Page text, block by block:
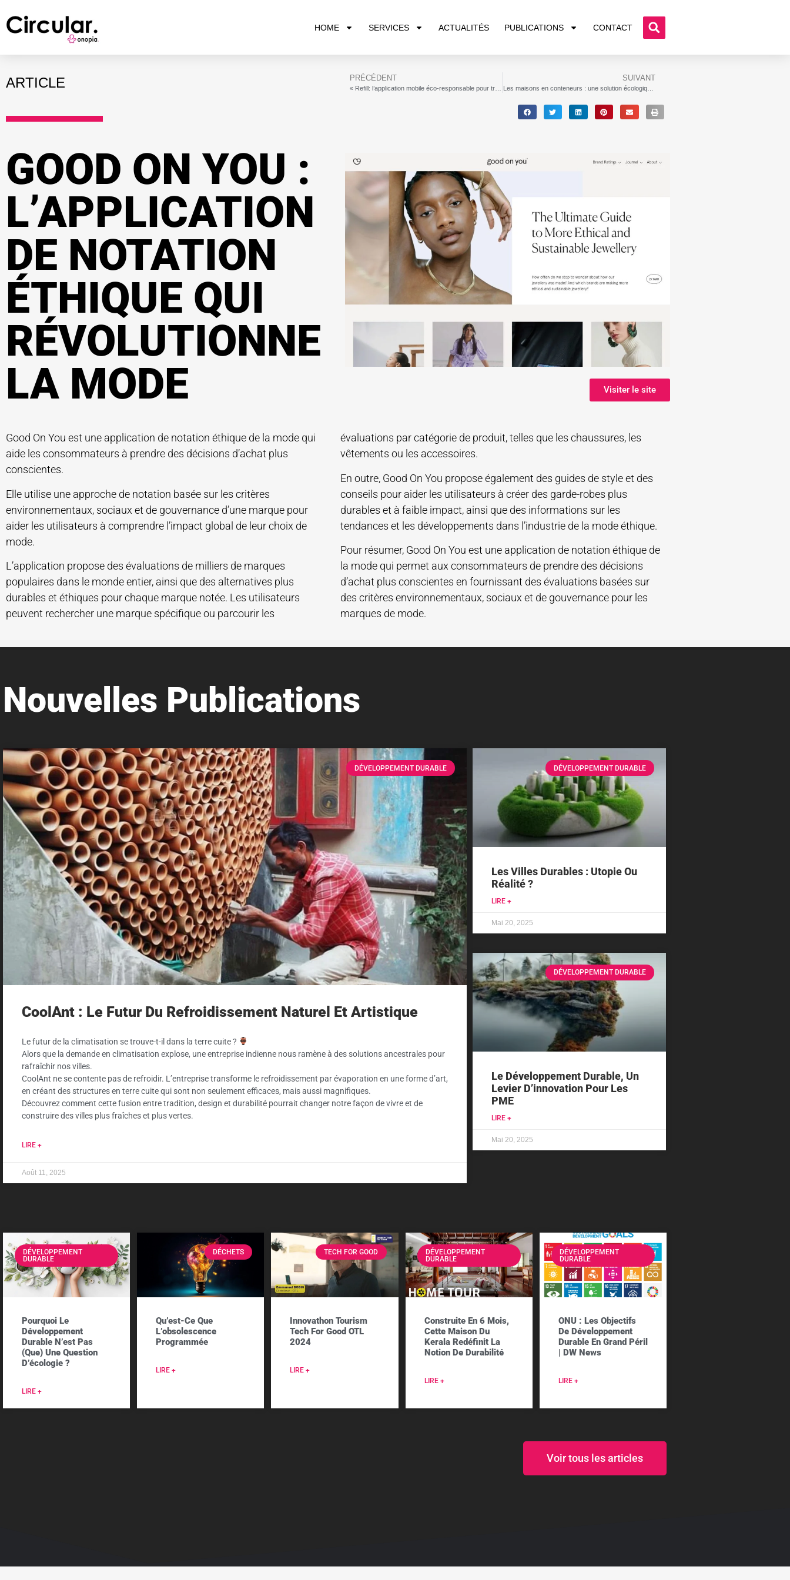
HOME SERVICES ACTUALITÉS PUBLICATIONS CONTACT
ARTICLE PRÉCÉDENT SUIVANT
Les maisons en conteneurs : une solution écologique pour un avenir durable
GOOD ON YOU :
L’APPLICATION
DE NOTATION
ÉTHIQUE QUI
RÉVOLUTIONNE
LA MODE
Visiter le site
Good On You est une application de notation éthique de la mode qui
aide les consommateurs à prendre des décisions d’achat plus
conscientes.
Elle utilise une approche de notation basée sur les critères
environnementaux, sociaux et de gouvernance d’une marque pour
aider les utilisateurs à comprendre l’impact global de leur choix de
mode.
L’application propose des évaluations de milliers de marques
populaires dans le monde entier, ainsi que des alternatives plus
durables et éthiques pour chaque marque notée. Les utilisateurs
peuvent rechercher une marque spécifique ou parcourir les
évaluations par catégorie de produit, telles que les chaussures, les
vêtements ou les accessoires.
En outre, Good On You propose également des guides de style et des
conseils pour aider les utilisateurs à créer des garde-robes plus
durables et à faible impact, ainsi que des informations sur les
tendances et les développements dans l’industrie de la mode éthique.
Pour résumer, Good On You est une application de notation éthique de
la mode qui permet aux consommateurs de prendre des décisions
d’achat plus conscientes en fournissant des évaluations basées sur
des critères environnementaux, sociaux et de gouvernance pour les
marques de mode.
Nouvelles Publications
DÉVELOPPEMENT DURABLE
CoolAnt : Le Futur Du Refroidissement Naturel Et Artistique
Le futur de la climatisation se trouve-t-il dans la terre cuite ?
Alors que la demande en climatisation explose, une entreprise indienne nous ramène à des solutions ancestrales pour
rafraîchir nos villes.
CoolAnt ne se contente pas de refroidir. L’entreprise transforme le refroidissement par évaporation en une forme d’art,
en créant des structures en terre cuite qui sont non seulement efficaces, mais aussi magnifiques.
Découvrez comment cette fusion entre tradition, design et durabilité pourrait changer notre façon de vivre et de
construire des villes plus fraîches et plus vertes.
LIRE +
Août 11, 2025
DÉVELOPPEMENT DURABLE
Les Villes Durables : Utopie Ou
Réalité ?
LIRE +
Mai 20, 2025
DÉVELOPPEMENT DURABLE
Le Développement Durable, Un
Levier D’innovation Pour Les
PME
LIRE +
Mai 20, 2025
DÉVELOPPEMENT
DURABLE
Pourquoi Le
Développement
Durable N’est Pas
(que) Une Question
D’écologie ?
LIRE +
DÉCHETS
Qu’est-Ce Que
L’obsolescence
Programmée
LIRE +
TECH FOR GOOD
Innovathon Tourism
Tech For Good OTL
2024
LIRE +
DÉVELOPPEMENT
DURABLE
Construite En 6 Mois,
Cette Maison Du
Kerala Redéfinit La
Notion De Durabilité
LIRE +
DÉVELOPPEMENT
DURABLE
ONU : Les Objectifs
De Développement
Durable En Grand Péril
| DW News
LIRE +
Voir tous les articles